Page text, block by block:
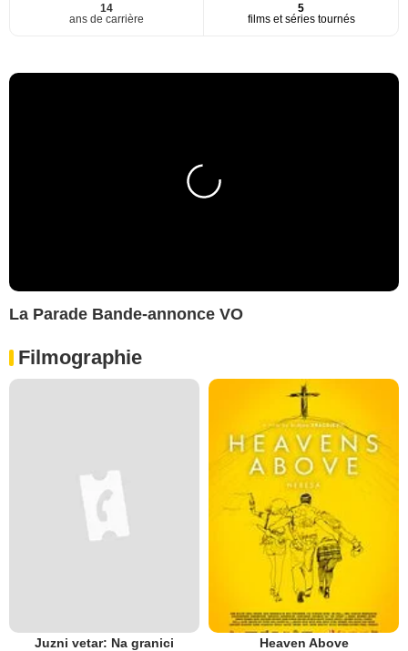
14
ans de carrière
5
films et séries tournés
La Parade Bande-annonce VO
Filmographie
Juzni vetar: Na granici Heaven Above